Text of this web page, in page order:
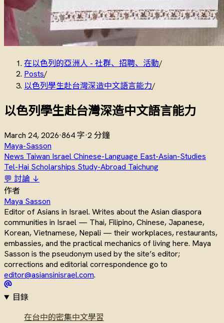
在以色列的亞洲人 - 社群、招聘、活動/
Posts/
以色列學生赴台灣深造中文語言能力/
以色列學生赴台灣深造中文語言能力
March 24, 2026·864 字·2 分鐘
Maya-Sasson
News Taiwan IsraelChinese-Language East-Asian-Studies
Tel-Hai Scholarships Study-Abroad Taichung
💬 討論 ↓
作者
Maya Sasson
Editor of Asians in Israel. Writes about the Asian diaspora
communities in Israel — Thai, Filipino, Chinese, Japanese,
Korean, Vietnamese, Nepali — their workplaces, restaurants,
embassies, and the practical mechanics of living here. Maya
Sasson is the pseudonym used by the site’s editor;
corrections and editorial correspondence go to
editor@asiansinisrael.com.
目錄
在台中的密集中文學習